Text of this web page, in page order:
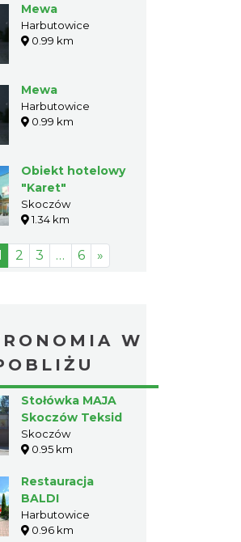
Mewa
Harbutowice
0.99 km
Mewa
Harbutowice
0.99 km
Obiekt hotelowy
"Karet"
Skoczów
1.34 km
2 3 … 6 »
W
Stołówka MAJA
Skoczów Teksid
Skoczów
0.95 km
Restauracja
BALDI
Harbutowice
0.96 km